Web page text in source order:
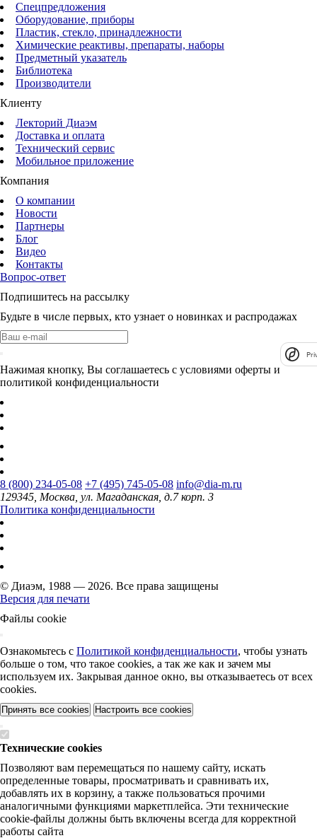
Спецпредложения
Оборудование, приборы
Пластик, стекло, принадлежности
Химические реактивы, препараты, наборы
Предметный указатель
Библиотека
Производители
Клиенту
Лекторий Диаэм
Доставка и оплата
Технический сервис
Мобильное приложение
Компания
О компании
Новости
Партнеры
Блог
Видео
Контакты
Вопрос-ответ
Подпишитесь на рассылку
Будьте в числе первых, кто узнает о новинках и распродажах
Нажимая кнопку, Вы соглашаетесь с условиями оферты и
политикой конфиденциальности
8 (800) 234-05-08 +7 (495) 745-05-08 info@dia-m.ru
129345, Москва, ул. Магаданская, д.7 корп. 3
Политика конфиденциальности
© Диаэм, 1988 — 2026. Все права защищены
Версия для печати
Файлы cookie
Ознакомьтесь с Политикой конфиденциальности, чтобы узнать
больше о том, что такое cookies, а так же как и зачем мы
используем их. Закрывая данное окно, вы отказываетесь от всех
cookies.
Принять все cookies Настроить все cookies
Технические cookies
Позволяют вам перемещаться по нашему сайту, искать
определенные товары, просматривать и сравнивать их,
добавлять их в корзину, а также пользоваться прочими
аналогичными функциями маркетплейса. Эти технические
cookie-файлы должны быть включены всегда для корректной
работы сайта